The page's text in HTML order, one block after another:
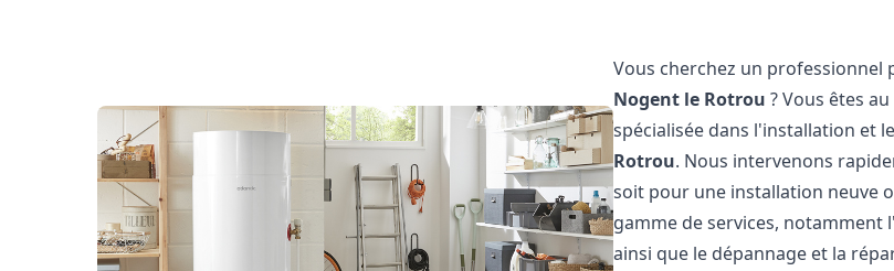
Vous cherchez un professionnel
Nogent le Rotrou ? Vous êtes
spécialisée dans l'installation et
Rotrou. Nous intervenons
soit pour une installation neuve
gamme de services, notamment
ainsi que le dépannage et la